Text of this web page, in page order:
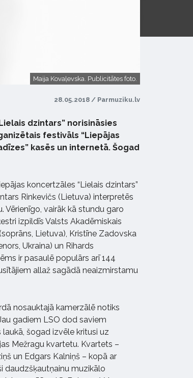
Maija Kovaļevska. Publicitātes foto.
28.05.2018 / Parmuziku.lv
dzintars” norisināsies
festivāls “Liepājas
kasēs un internetā. Šogad
koncertzāles “Lielais dzintars”
Rinkevičs (Lietuva) interpretēs
Vērienīgo, vairāk kā stundu garo
izpildīs Valsts Akadēmiskais
Lietuva), Kristīne Zadovska
Ukraina) un Rihards
ir pasaulē populārs arī 144
allaž sagādā neaizmirstamu
nosauktajā kamerzālē notiks
gadiem LSO dod saviem
šogad izvēle kritusi uz
Mežragu kvartetu. Kvartets –
un Edgars Kalniņš – kopā ar
daudzšķautņainu muzikālo